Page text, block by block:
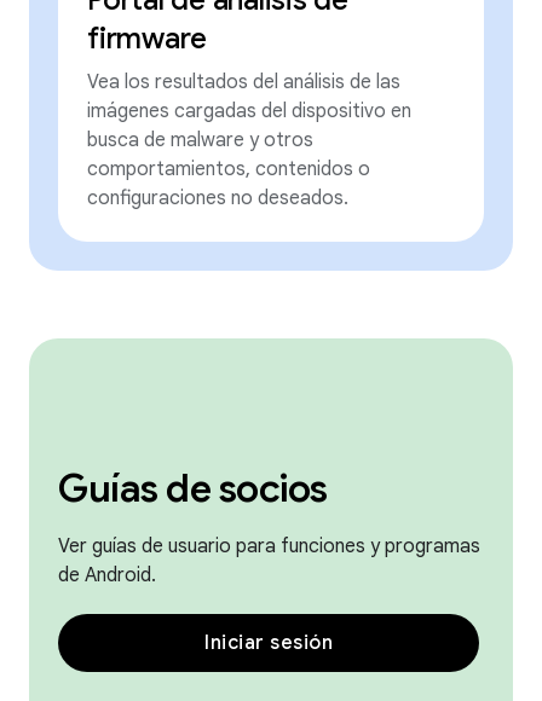
firmware
Vea los resultados del análisis de las
imágenes cargadas del dispositivo en
busca de malware y otros
comportamientos, contenidos o
configuraciones no deseados.
Guías de socios
Ver guías de usuario para funciones y programas
de Android.
Iniciar sesión